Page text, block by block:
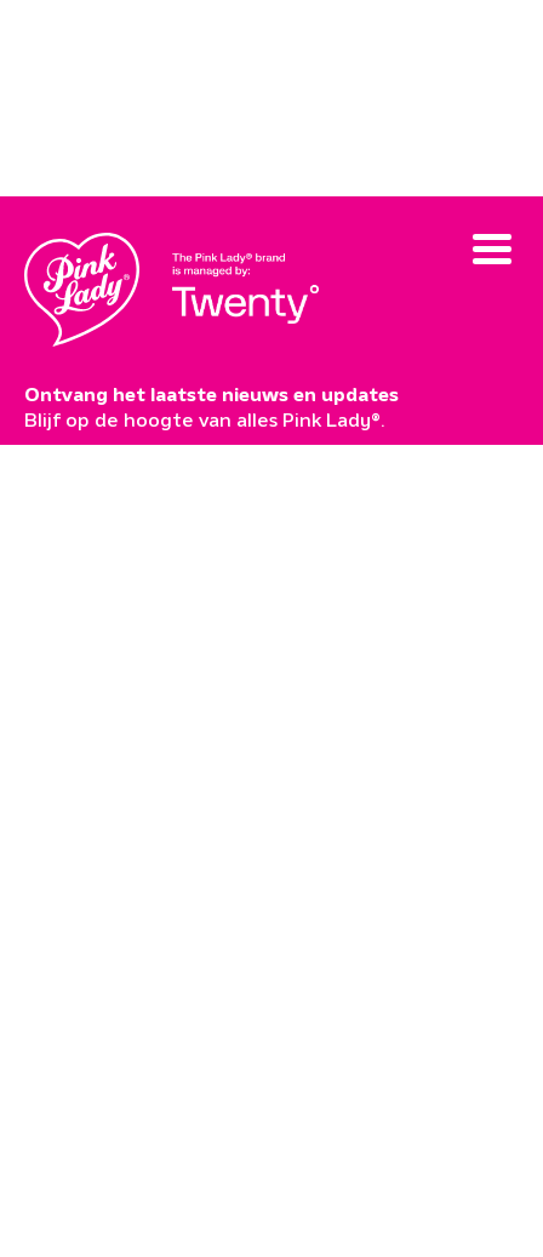
Ontvang het laatste nieuws en updates
Blijf op de hoogte van alles Pink Lady®.
Abonneren